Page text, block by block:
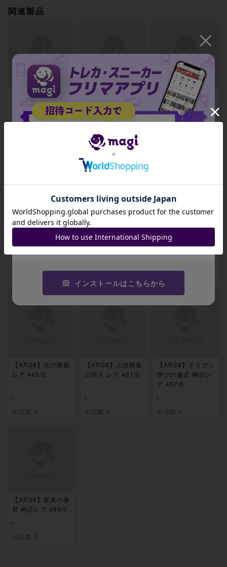
関連製品
【ARS8】九生の使
い魔 レア 385/0
【ARS8】ドラゴン
呼びの儀式 神話レ
ア 393/0
出品数 0
【ARS8】原初の飢
え、ガルタ レア 3
97/0
【ARS8】世界を喰
らうもの、コーマ
レア 408/0
【ARS8】ラノワー
ルのエルフ 神話レ
ア 439/0
【ARS8】墓場波、
ムルドローサ 神話
レア 440/0
【ARS8】光の模範
レア 445/0
-
出品数 0
【ARS8】上流階級
の狩人 レア 461/0
-
出品数 0
【ARS8】ドラゴン
呼びの儀式 神話レ
ア 467/0
-
出品数 0
【ARS8】双炎の暴
君 神話レア 469/0
-
出品数 0
招待コード
JA9XS8
コピーする
インストールはこちらから